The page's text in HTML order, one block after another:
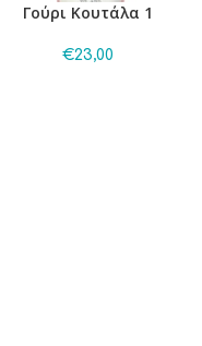
Γούρι Κουτάλα 1
€23,00